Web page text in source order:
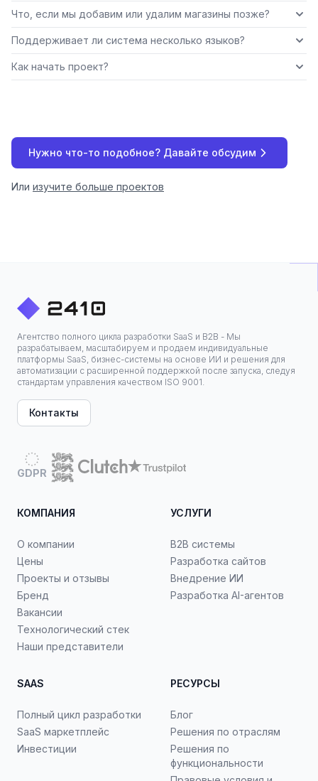
Что, если мы добавим или удалим магазины позже?
Поддерживает ли система несколько языков?
Как начать проект?
Нужно что-то подобное? Давайте обсудим
Или изучите больше проектов
Агентство полного цикла разработки SaaS и B2B - Мы
разрабатываем, масштабируем и продаем индивидуальные
платформы SaaS, бизнес-системы на основе ИИ и решения для
автоматизации с расширенной поддержкой после запуска, следуя
стандартам управления качеством ISO 9001.
Контакты
GDPR
КОМПАНИЯ
О компании
Цены
Проекты и отзывы
Бренд
Вакансии
Технологический стек
Наши представители
УСЛУГИ
B2B системы
Разработка сайтов
Внедрение ИИ
Разработка AI-агентов
SAAS
Полный цикл разработки
SaaS маркетплейс
Инвестиции
РЕСУРСЫ
Блог
Решения по отраслям
Решения по
функциональности